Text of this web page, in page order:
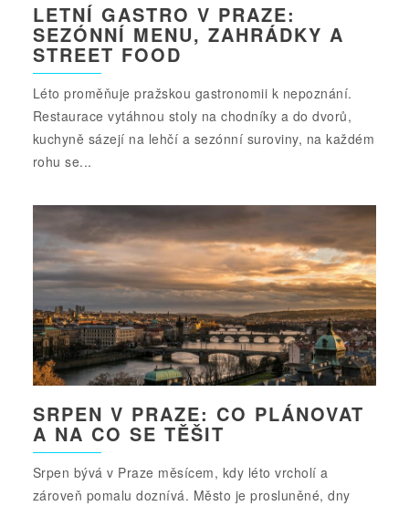
LETNÍ GASTRO V PRAZE:
SEZÓNNÍ MENU, ZAHRÁDKY A
STREET FOOD
Léto proměňuje pražskou gastronomii k nepoznání.
Restaurace vytáhnou stoly na chodníky a do dvorů,
kuchyně sázejí na lehčí a sezónní suroviny, na každém
rohu se...
SRPEN V PRAZE: CO PLÁNOVAT
A NA CO SE TĚŠIT
Srpen bývá v Praze měsícem, kdy léto vrcholí a
zároveň pomalu doznívá. Město je prosluněné, dny